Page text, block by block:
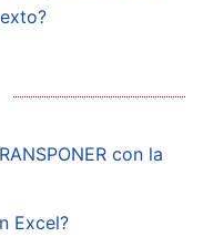
con la
Excel?